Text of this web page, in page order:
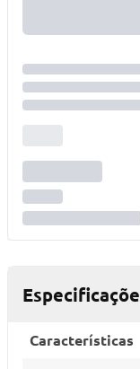
Características